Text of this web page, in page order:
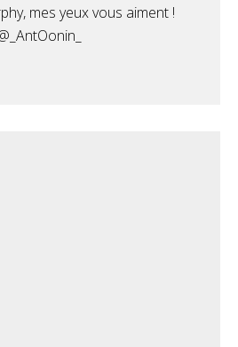
mes yeux vous aiment !